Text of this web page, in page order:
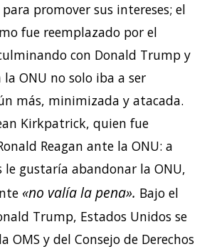
promover sus intereses; el
fue reemplazado por el
con Donald Trump y
la ONU no solo iba a ser
más, minimizada y atacada.
Kirkpatrick, quien fue
Reagan ante la ONU: a
le gustaría abandonar la ONU,
«no valía la pena». Bajo el
Trump, Estados Unidos se
OMS y del Consejo de Derechos